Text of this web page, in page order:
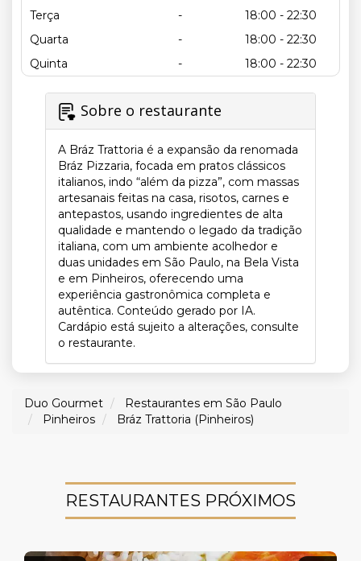
Terça
-
18:00 - 22:30
Quarta
-
18:00 - 22:30
Quinta
- 18:00 - 22:30
Sobre o restaurante
A Bráz Trattoria é a expansão da renomada
Bráz Pizzaria, focada em pratos clássicos
italianos, indo “além da pizza”, com massas
artesanais feitas na casa, risotos, carnes e
antepastos, usando ingredientes de alta
qualidade e mantendo o legado da tradição
italiana, com um ambiente acolhedor e
duas unidades em São Paulo, na Bela Vista
e em Pinheiros, oferecendo uma
experiência gastronômica completa e
autêntica. Conteúdo gerado por IA.
Cardápio está sujeito a alterações, consulte
o restaurante.
Duo Gourmet
Restaurantes em São Paulo
Pinheiros
Bráz Trattoria (Pinheiros)
RESTAURANTES PRÓXIMOS